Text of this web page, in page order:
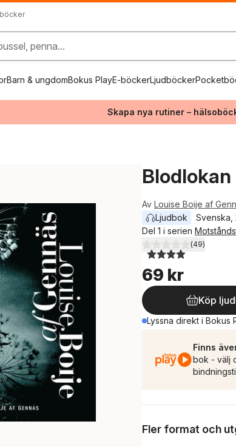
penna...
Barn & ungdomBokus PlayE-böckerLjudböcker
Skapa nya rutiner –
Blodlokan
Av Louise Boije af
Ljudbok
Svenska
Del 1 i serien
4,0utav 5 stjärnor.
(49)
69 kr
Köp
Lyssna direkt i Bokus
Finns
bok - välj
Fler format och